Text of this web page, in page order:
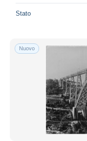
Stato
Nuovo